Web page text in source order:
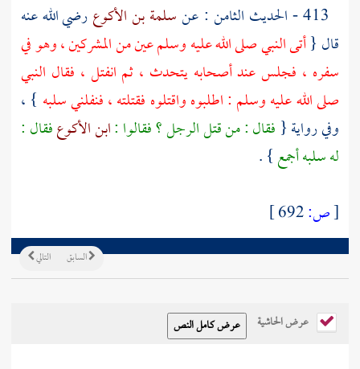
سلمة بن الأكوعرضي الله عنه
قال {أتى النبي صلى الله عليه وسلم عين من المشركين ، وهو في
سفره ، فجلس عند أصحابه يتحدث ، ثم انفتل ، فقال النبي
صلى الله عليه وسلم : اطلبوه واقتلوه فقتلته ، فنفلني سلبه } ،
وفي رواية { فقال : من قتل الرجل ؟ فقالوا :ابن الأكوعفقال :
له سلبه أجمع} .
[ص:
التالي السابق
عرض الحاشية